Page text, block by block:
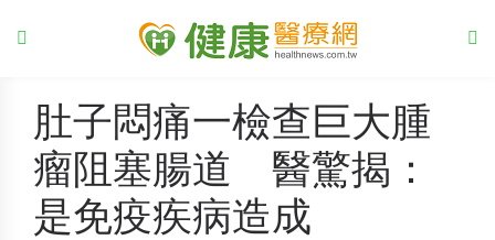
肚子悶痛一檢查巨大腫
瘤阻塞腸道 醫驚揭：
是免疫疾病造成